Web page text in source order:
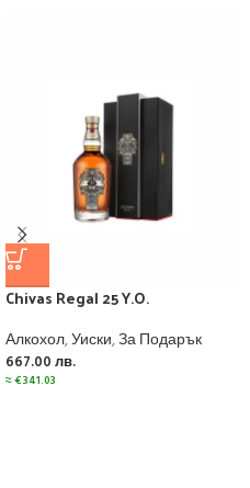
Chivas Regal 25 Y.O.
Алкохол,Уиски,За Подарък
667.00 лв.
≈€341.03